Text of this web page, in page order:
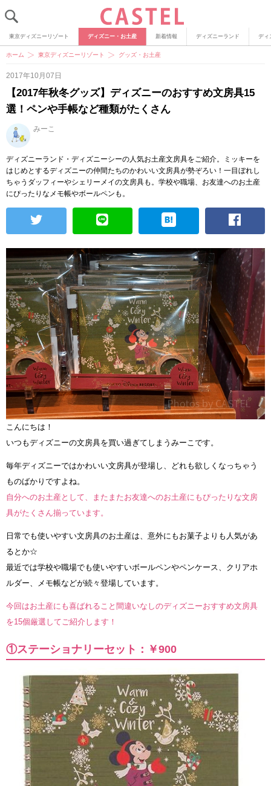
東京ディズニーリゾート ディズニー・お土産 新着情報 ディズニーランド ディ
ホーム 東京ディズニーリゾート グッズ・お土産
2017年10月07日
【2017年秋冬グッズ】ディズニーのおすすめ文房具15
選！ペンや手帳など種類がたくさん
みーこ
ディズニーランド・ディズニーシーの人気お土産文房具をご紹介。ミッキーを
はじめとするディズニーの仲間たちのかわいい文房具が勢ぞろい！一目ぼれし
ちゃうダッフィーやシェリーメイの文房具も。学校や職場、お友達へのお土産
にぴったりなメモ帳やボールペンも。
こんにちは！
いつもディズニーの文房具を買い過ぎてしまうみーこです。
毎年ディズニーではかわいい文房具が登場し、どれも欲しくなっちゃう
ものばかりですよね。
自分へのお土産として、またまたお友達へのお土産にもぴったりな文房
具がたくさん揃っています。
日常でも使いやすい文房具のお土産は、意外にもお菓子よりも人気があ
るとか☆
最近では学校や職場でも使いやすいボールペンやペンケース、クリアホ
ルダー、メモ帳などが続々登場しています。
今回はお土産にも喜ばれること間違いなしのディズニーおすすめ文房具
を15個厳選してご紹介します！
①ステーショナリーセット：￥900